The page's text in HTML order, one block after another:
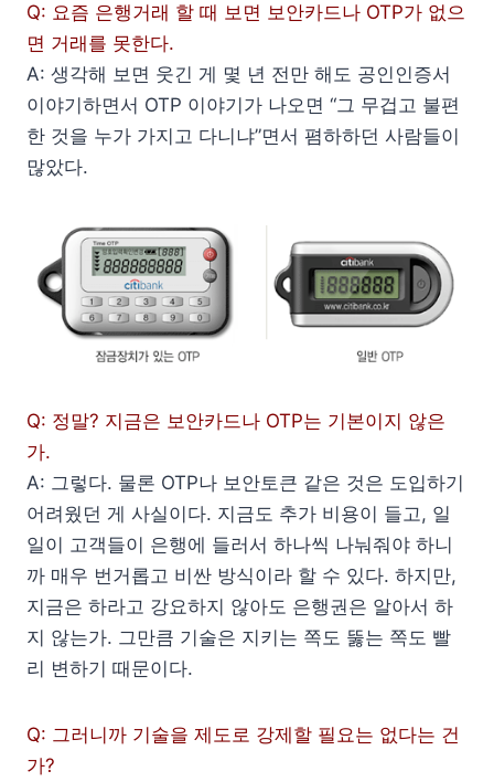
Q: 요즘 은행거래 할 때 보면 보안카드나 OTP가 없으
면 거래를 못한다.
A: 생각해 보면 웃긴 게 몇 년 전만 해도 공인인증서
이야기하면서 OTP 이야기가 나오면 “그 무겁고 불편
한 것을 누가 가지고 다니냐”면서 폄하하던 사람들이
많았다.
Q: 정말? 지금은 보안카드나 OTP는 기본이지 않은
가.
A: 그렇다. 물론 OTP나 보안토큰 같은 것은 도입하기
어려웠던 게 사실이다. 지금도 추가 비용이 들고, 일
일이 고객들이 은행에 들러서 하나씩 나눠줘야 하니
까 매우 번거롭고 비싼 방식이라 할 수 있다. 하지만,
지금은 하라고 강요하지 않아도 은행권은 알아서 하
지 않는가. 그만큼 기술은 지키는 쪽도 뚫는 쪽도 빨
리 변하기 때문이다.
Q: 그러니까 기술을 제도로 강제할 필요는 없다는 건
가?